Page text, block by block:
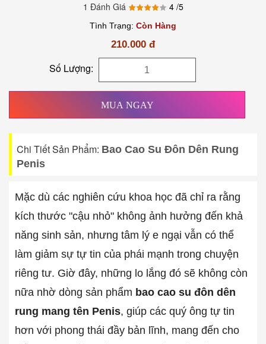
1 Đánh Giá
4 /5
Tình Trạng: Còn Hàng
210.000 đ
Số Lượng:
MUA NGAY
Chi Tiết Sản Phẩm: Bao Cao Su Đôn Dên Rung
Penis
Mặc dù các nghiên cứu khoa học đã chỉ ra rằng
kích thước "cậu nhỏ" không ảnh hưởng đến khả
năng sinh sản, nhưng tâm lý e ngại vẫn có thể
làm giảm sự tự tin của phái mạnh trong chuyện
riêng tư. Giờ đây, những lo lắng đó sẽ không còn
nữa nhờ dòng sản phẩm bao cao su đôn dên
rung mang tên Penis, giúp các quý ông tự tin
hơn với phong thái đầy bản lĩnh, mang đến cho